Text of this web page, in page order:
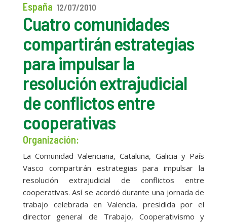
España 12/07/2010
Cuatro comunidades
compartirán estrategias
para impulsar la
resolución extrajudicial
de conflictos entre
cooperativas
Organización:
La Comunidad Valenciana, Cataluña, Galicia y País
Vasco compartirán estrategias para impulsar la
resolución extrajudicial de conflictos entre
cooperativas. Así se acordó durante una jornada de
trabajo celebrada en Valencia, presidida por el
director general de Trabajo, Cooperativismo y